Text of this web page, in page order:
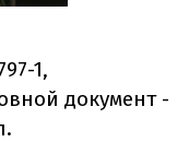
1,
документ -